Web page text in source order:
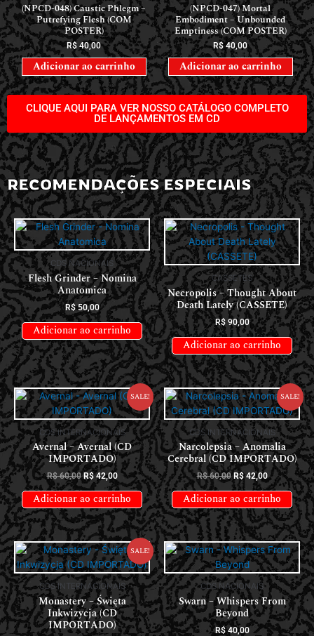
(NPCD-048) Caustic Phlegm –
Putrefying Flesh (COM
POSTER)
R$ 40,00
Adicionar ao carrinho
(NPCD-047) Mortal
Embodiment – Unbounded
Emptiness (COM POSTER)
R$40,00
Adicionar ao carrinho
CLIQUE AQUI PARA VER NOSSO CATÁLOGO COMPLETO
DE LANÇAMENTOS EM CD
RECOMENDAÇÕES ESPECIAIS
CDS NACIONAIS
Flesh Grinder – Nomina
Anatomica
R$50,00
Adicionar ao carrinho
CASSETES
Necropolis – Thought About
Death Lately (CASSETE)
R$90,00
Adicionar ao carrinho
Sale!
CDS INTERNACIONAIS
Avernal – Avernal (CD
IMPORTADO)
R$60,00 R$42,00
Adicionar ao carrinho
Sale!
CDS INTERNACIONAIS
Narcolepsia – Anomalia
Cerebral (CD IMPORTADO)
R$60,00 R$42,00
Adicionar ao carrinho
Sale!
CDS INTERNACIONAIS
Monastery – Święta
Inkwizycja (CD
IMPORTADO)
CDS NACIONAIS
Swarn – Whispers From
Beyond
R$40,00